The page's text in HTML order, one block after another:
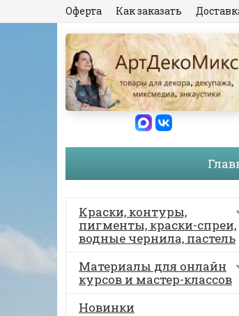
Оферта Как заказать
Краски, контуры,
пигменты, краски-спреи,
водные чернила, пастель
Материалы для онлайн
курсов и мастер-классов
Новинки